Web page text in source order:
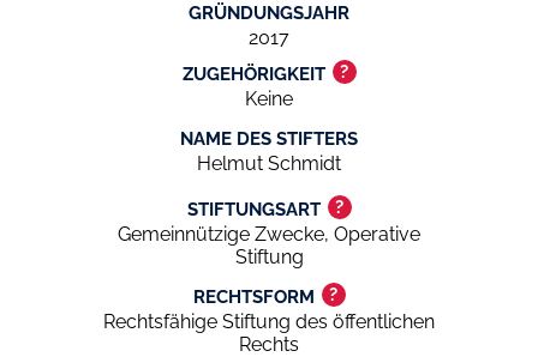
GRÜNDUNGSJAHR
2017
ZUGEHÖRIGKEIT ?
Keine
NAME DES STIFTERS
Helmut Schmidt
STIFTUNGSART ?
Gemeinnützige Zwecke, Operative
Stiftung
RECHTSFORM ?
Rechtsfähige Stiftung des öffentlichen
Rechts